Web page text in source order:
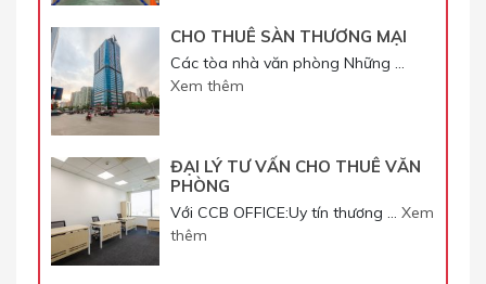
CHO THUÊ SÀN THƯƠNG MẠI
Các tòa nhà văn phòng Những …
Xem thêm
ĐẠI LÝ TƯ VẤN CHO THUÊ VĂN
PHÒNG
Với CCB OFFICE:Uy tín thương … Xem
thêm